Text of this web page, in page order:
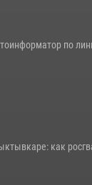
Коми лично по
как